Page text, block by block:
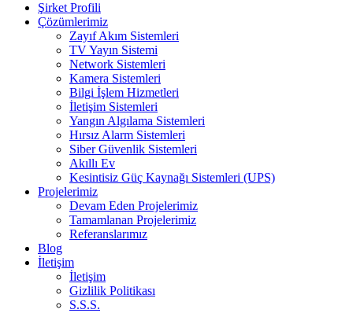
Şirket Profili
Çözümlerimiz
Zayıf Akım Sistemleri
TV Yayın Sistemi
Network Sistemleri
Kamera Sistemleri
Bilgi İşlem Hizmetleri
İletişim Sistemleri
Yangın Algılama Sistemleri
Hırsız Alarm Sistemleri
Siber Güvenlik Sistemleri
Akıllı Ev
Kesintisiz Güç Kaynağı Sistemleri (UPS)
Projelerimiz
Devam Eden Projelerimiz
Tamamlanan Projelerimiz
Referanslarımız
Blog
İletişim
İletişim
Gizlilik Politikası
S.S.S.